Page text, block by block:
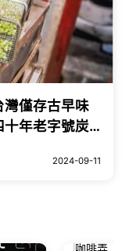
僅存古早味
年老字號炭
2024-09-11